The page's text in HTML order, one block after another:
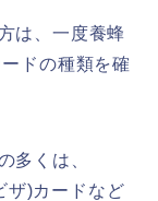
は、一度養蜂
ドの種類を確
多くは、
ザ)カードなど